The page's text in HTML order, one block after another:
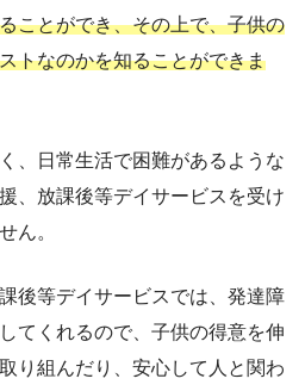
ことができ、その上で、子供の
トなのかを知ることができま
、日常生活で困難があるような
、放課後等デイサービスを受け
ん。
後等デイサービスでは、発達障
てくれるので、子供の得意を伸
り組んだり、安心して人と関わ